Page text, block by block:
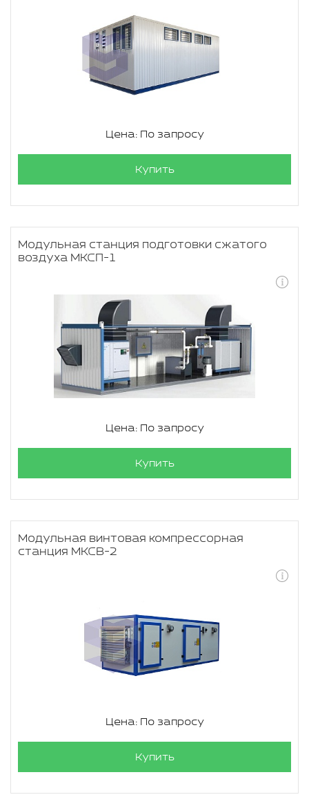
Цена: По запросу
Купить
Модульная станция подготовки сжатого
воздуха МКСП-1
Цена: По запросу
Купить
Модульная винтовая компрессорная
станция МКСВ-2
Цена: По запросу
Купить